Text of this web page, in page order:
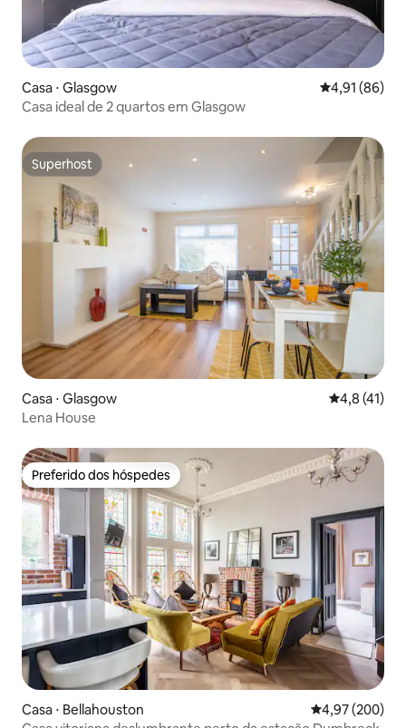
Casa ⋅ Glasgow 4,91 de uma
4,91 (86)
Casa ideal de 2 quartos em Glasgow
Superhost
Superhost
Casa ⋅ Glasgow 4,8 de uma
4,8 (41)
Lena House
Preferido dos hóspedes
Preferido dos hóspedes
Casa ⋅ Bellahouston 4,97 de uma
4,97 (200)